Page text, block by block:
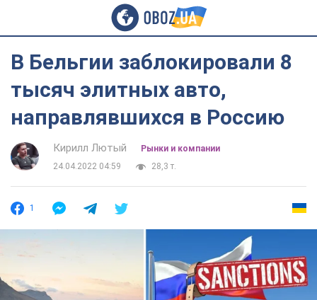
В Бельгии заблокировали 8
тысяч элитных авто,
направлявшихся в Россию
Кирилл Лютый
Рынки и компании
24.04.2022 04:59
28,3 т.
1